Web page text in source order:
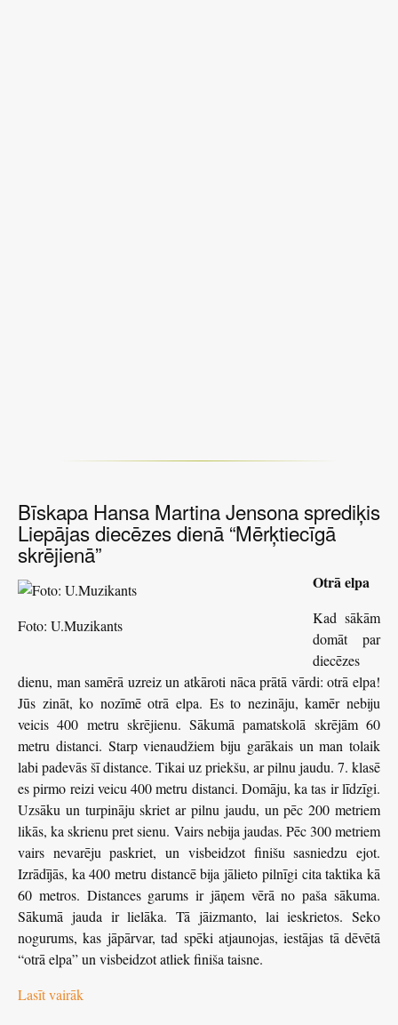
Bīskapa Hansa Martina Jensona sprediķis
Liepājas diecēzes dienā “Mērķtiecīgā
skrējienā”
Foto: U.Muzikants
Otrā elpa
Kad sākām
domāt par
diecēzes
dienu, man samērā uzreiz un atkāroti nāca prātā vārdi: otrā elpa!
Jūs zināt, ko nozīmē otrā elpa. Es to nezināju, kamēr nebiju
veicis 400 metru skrējienu. Sākumā pamatskolā skrējām 60
metru distanci. Starp vienaudžiem biju garākais un man tolaik
labi padevās šī distance. Tikai uz priekšu, ar pilnu jaudu. 7. klasē
es pirmo reizi veicu 400 metru distanci. Domāju, ka tas ir līdzīgi.
Uzsāku un turpināju skriet ar pilnu jaudu, un pēc 200 metriem
likās, ka skrienu pret sienu. Vairs nebija jaudas. Pēc 300 metriem
vairs nevarēju paskriet, un visbeidzot finišu sasniedzu ejot.
Izrādījās, ka 400 metru distancē bija jālieto pilnīgi cita taktika kā
60 metros. Distances garums ir jāņem vērā no paša sākuma.
Sākumā jauda ir lielāka. Tā jāizmanto, lai ieskrietos. Seko
nogurums, kas jāpārvar, tad spēki atjaunojas, iestājas tā dēvētā
“otrā elpa” un visbeidzot atliek finiša taisne.
Lasīt vairāk